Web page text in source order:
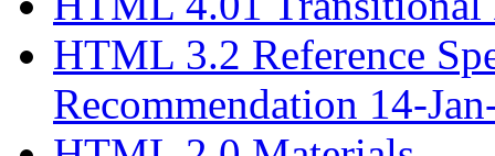
HTML 3.2 Reference
Recommendation 14-